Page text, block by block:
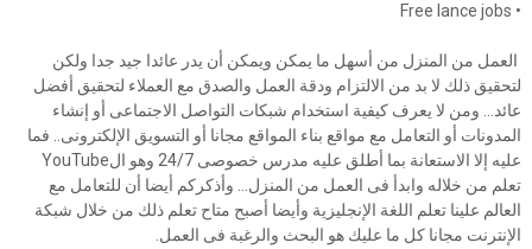
• Free lance jobs
العمل من المنزل من أسهل ما يمكن ويمكن أن يدر عائدا جيد جدا ولكن
لتحقيق ذلك لا بد من الالتزام ودقة العمل والصدق مع العملاء لتحقيق أفضل
عائد... ومن لا يعرف كيفية استخدام شبكات التواصل الاجتماعى أو إنشاء
المدونات أو التعامل مع مواقع بناء المواقع مجانا أو التسويق الإلكترونى.. فما
عليه إلا الاستعانة بما أطلق عليه مدرس خصوصى 24/7 وهو الYouTube
تعلم من خلاله وابدأ فى العمل من المنزل... وأذكركم أيضا أن للتعامل مع
العالم علينا تعلم اللغة الإنجليزية وأيضا أصبح متاح تعلم ذلك من خلال شبكة
الإنترنت مجانا كل ما عليك هو البحث والرغبة فى العمل.